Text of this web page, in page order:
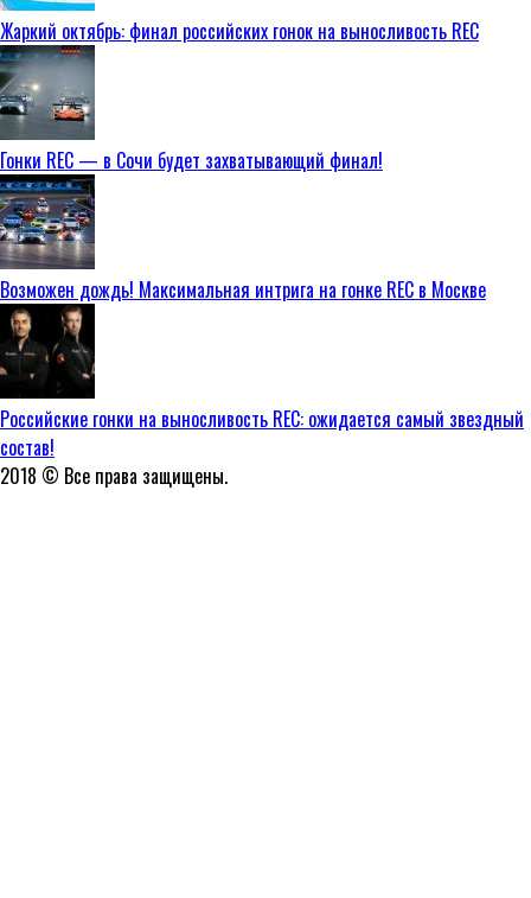
Жаркий октябрь: финал российских гонок на выносливость REC
Гонки REC — в Сочи будет захватывающий финал!
Возможен дождь! Максимальная интрига на гонке REC в Москве
Российские гонки на выносливость REC: ожидается самый звездный
состав!
2018 © Все права защищены.